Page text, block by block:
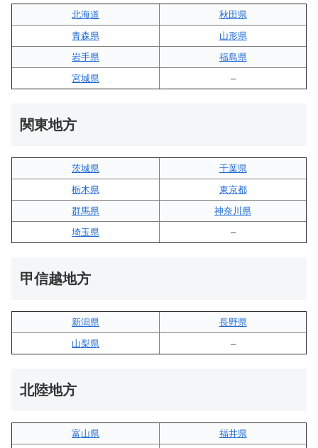
北海道
秋田県
青森県
山形県
岩手県
福島県
宮城県
–
関東地方
茨城県
千葉県
栃木県
東京都
群馬県
神奈川県
埼玉県
–
甲信越地方
新潟県
長野県
山梨県
–
北陸地方
富山県
福井県